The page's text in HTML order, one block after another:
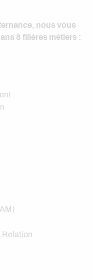
nous vous
8 filières métiers :
Relation